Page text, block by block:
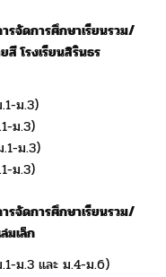
จัดการศึกษาเรียนรวม/
โรงเรียนสิรินธร
ม.3)
ม.3)
ม.3)
ม.3)
รจัดการศึกษาเรียนรวม/
มเล็ก
ม.3 และ ม.4-ม.6)